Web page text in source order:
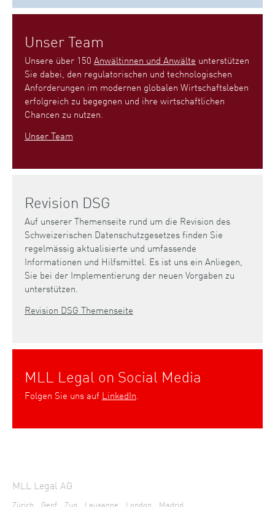
Unser Team
Unsere über 150 Anwältinnen und Anwälte unterstützen
Sie dabei, den regulatorischen und technologischen
Anforderungen im modernen globalen Wirtschaftsleben
erfolgreich zu begegnen und ihre wirtschaftlichen
Chancen zu nutzen.
Unser Team
Revision DSG
Auf unserer Themenseite rund um die Revision des
Schweizerischen Datenschutzgesetzes finden Sie
regelmässig aktualisierte und umfassende
Informationen und Hilfsmittel. Es ist uns ein Anliegen,
Sie bei der Implementierung der neuen Vorgaben zu
unterstützen.
Revision DSG Themenseite
MLL Legal on Social Media
Folgen Sie uns auf LinkedIn.
MLL Legal AG
Zürich Genf Zug Lausanne London Madrid